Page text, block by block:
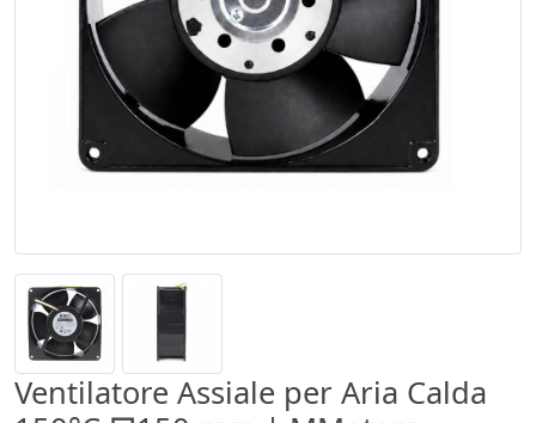
Ventilatore Assiale per Aria Calda